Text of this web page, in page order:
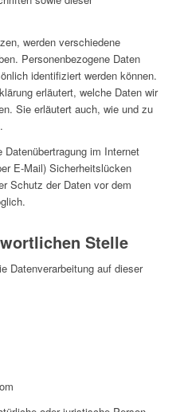
werden verschiedene
Personenbezogene Daten
identifiziert werden können.
erläutert, welche Daten wir
Sie erläutert auch, wie und zu
im Internet
E-Mail) Sicherheitslücken
Schutz der Daten vor dem
Stelle
Datenverarbeitung auf dieser